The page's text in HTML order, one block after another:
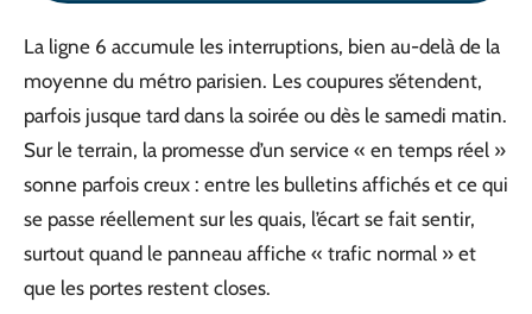
La ligne 6 accumule les interruptions, bien au-delà de la
moyenne du métro parisien. Les coupures s’étendent,
parfois jusque tard dans la soirée ou dès le samedi matin.
Sur le terrain, la promesse d’un service « en temps réel »
sonne parfois creux : entre les bulletins affichés et ce qui
se passe réellement sur les quais, l’écart se fait sentir,
surtout quand le panneau affiche « trafic normal » et
que les portes restent closes.